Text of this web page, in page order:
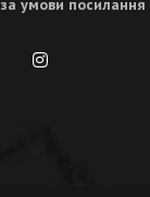
за умови